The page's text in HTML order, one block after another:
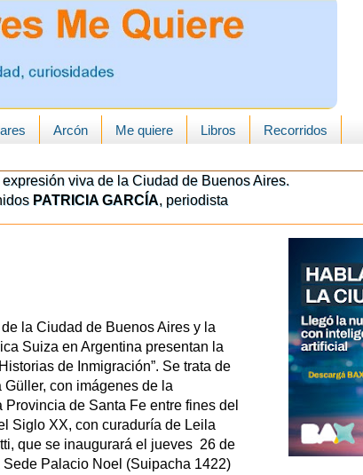
Arcón Me quiere Libros Recorridos
expresión viva de la Ciudad de Buenos Aires.
PATRICIA GARCÍA, periodista
la Ciudad de Buenos Aires y la
Suiza en Argentina presentan la
de Inmigración”. Se trata de
con imágenes de la
de Santa Fe entre fines del
Siglo XX, con curaduría de Leila
que se inaugurará el jueves 26 de
Palacio Noel (Suipacha 1422)